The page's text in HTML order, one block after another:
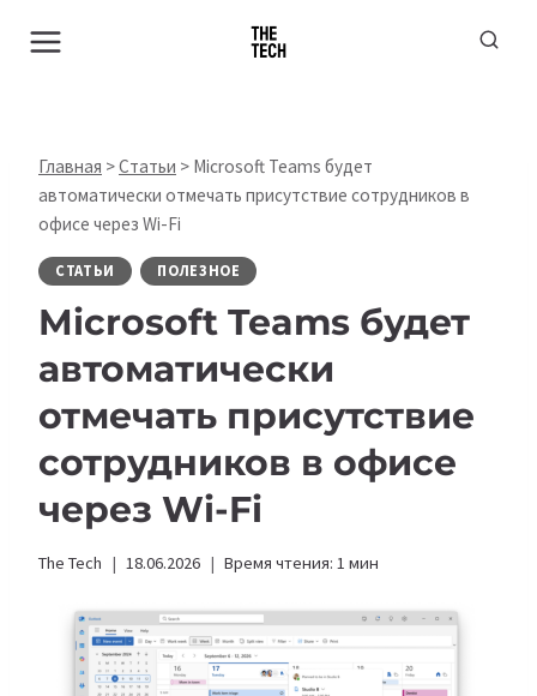
Главная >Статьи > Microsoft Teams будет
автоматически отмечать присутствие сотрудников в
офисе через Wi-Fi
СТАТЬИ ПОЛЕЗНОЕ
Microsoft Teams будет
автоматически
отмечать присутствие
сотрудников в офисе
через Wi-Fi
The Tech 18.06.2026 Время чтения: 1 мин